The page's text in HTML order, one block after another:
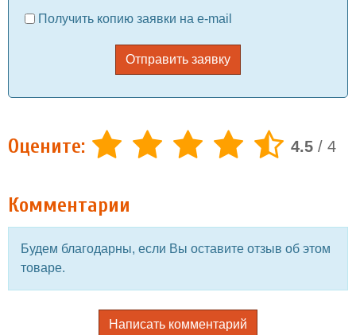
Получить копию заявки на e-mail
Отправить заявку
Оцените: 4.5 / 4
Комментарии
Будем благодарны, если Вы оставите отзыв об этом
товаре.
Написать комментарий